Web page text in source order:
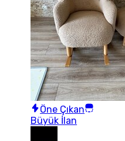
Öne Çıkan
Büyük İlan